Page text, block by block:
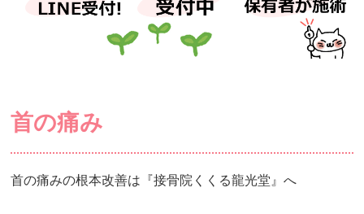
首の痛み
首の痛みの根本改善は『接骨院くくる龍光堂』へ